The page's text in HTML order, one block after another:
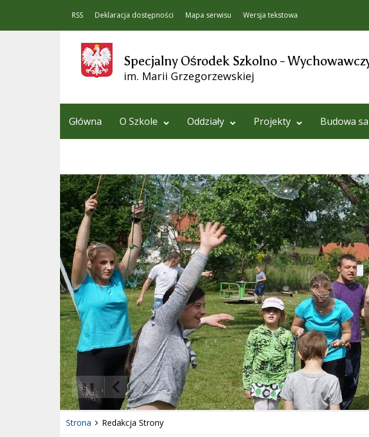
RSS Deklaracja dostępności Mapa serwisu Wersja tekstowa
Specjalny Ośrodek Szkolno -
im. Marii Grzegorzewskiej
Główna O Szkole Oddziały Projekty Budowa
Poprzedni Element
Następny Element
❚❚
Strona Redakcja Strony